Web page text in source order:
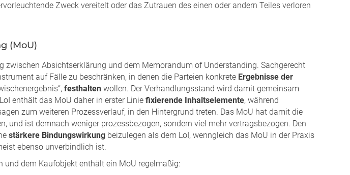
Zweck vereitelt oder das Zutrauen des einen oder andern Teiles verloren
(MoU)
zwischen Absichtserklärung und dem Memorandum of Understanding. Sachgerecht
auf Fälle zu beschränken, in denen die Parteien konkrete Ergebnisse der
festhalten wollen. Der Verhandlungsstand wird damit gemeinsam
enthält das MoU daher in erster Linie fixierende Inhaltselemente, während
zum weiteren Prozessverlauf, in den Hintergrund treten. Das MoU hat damit die
und ist demnach weniger prozessbezogen, sondern viel mehr vertragsbezogen. Den
stärkere Bindungswirkung beizulegen als dem LoI, wenngleich das MoU in der Praxis
ebenso unverbindlich ist.
und dem Kaufobjekt enthält ein MoU regelmäßig: